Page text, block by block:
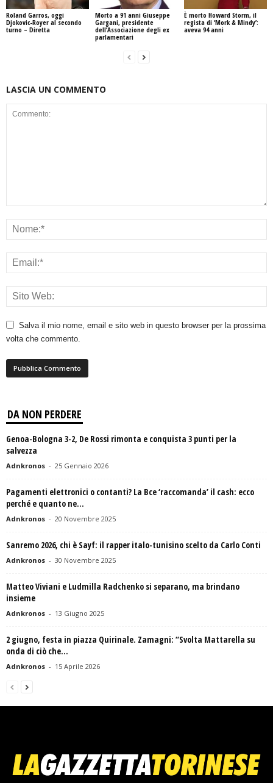
Roland Garros, oggi
Djokovic-Royer al secondo
turno – Diretta
Morto a 91 anni Giuseppe
Gargani, presidente
dell’Associazione degli ex
parlamentari
È morto Howard Storm, il
regista di ‘Mork & Mindy’:
aveva 94 anni
LASCIA UN COMMENTO
Salva il mio nome, email e sito web in questo browser per la prossima
volta che commento.
DA NON PERDERE
Genoa-Bologna 3-2, De Rossi rimonta e conquista 3 punti per la
salvezza
Adnkronos - 25 Gennaio 2026
Pagamenti elettronici o contanti? La Bce ‘raccomanda’ il cash: ecco
perché e quanto ne...
Adnkronos - 20 Novembre 2025
Sanremo 2026, chi è Sayf: il rapper italo-tunisino scelto da Carlo Conti
Adnkronos - 30 Novembre 2025
Matteo Viviani e Ludmilla Radchenko si separano, ma brindano
insieme
Adnkronos - 13 Giugno 2025
2 giugno, festa in piazza Quirinale. Zamagni: “Svolta Mattarella su
onda di ciò che...
Adnkronos - 15 Aprile 2026